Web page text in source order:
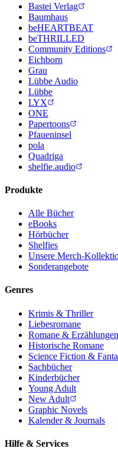
Bastei Verlag
Baumhaus
beHEARTBEAT
beTHRILLED
Community Editions
Eichborn
Grau
Lübbe Audio
Lübbe
LYX
ONE
Papertoons
Pfaueninsel
pola
Quadriga
shelfie.audio
Produkte
Alle Bücher
eBooks
Hörbücher
Shelfies
Unsere Merch-
Sonderangebote
Genres
Krimis & Thriller
Liebesromane
Romane & Erzählungen
Historische Romane
Science Fiction &
Sachbücher
Kinderbücher
Young Adult
New Adult
Graphic Novels
Kalender & Journals
Hilfe & Services